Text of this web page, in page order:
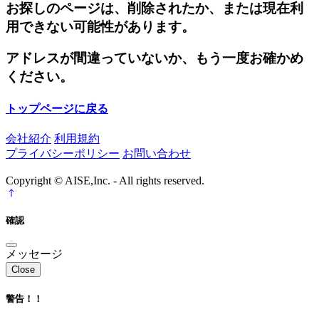
お探しのページは、削除されたか、または現在利
用できない可能性があります。
アドレスが間違っていないか、もう一度お確かめ
ください。
トップページに戻る
会社紹介 利用規約
プライバシーポリシー お問い合わせ
Copyright © AISE,Inc. - All rights reserved.
確認
メッセージ
Close
警告！！